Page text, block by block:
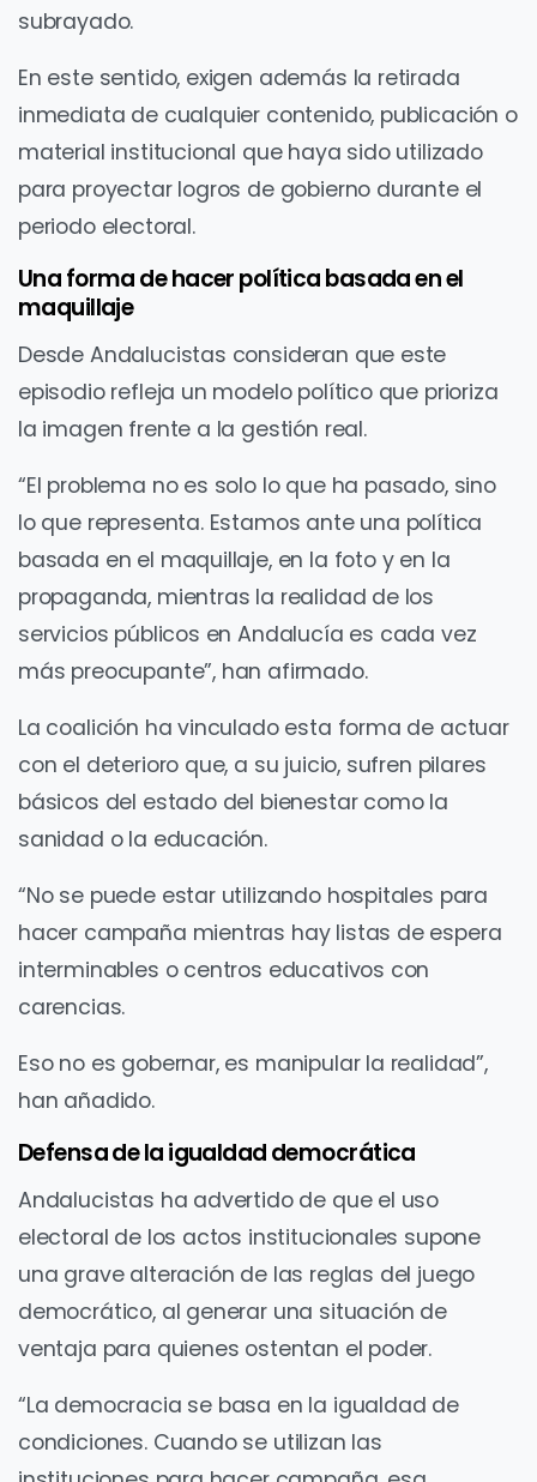
subrayado.
En este sentido, exigen además la retirada
inmediata de cualquier contenido, publicación o
material institucional que haya sido utilizado
para proyectar logros de gobierno durante el
periodo electoral.
Una forma de hacer política basada en el
maquillaje
Desde Andalucistas consideran que este
episodio refleja un modelo político que prioriza
la imagen frente a la gestión real.
“El problema no es solo lo que ha pasado, sino
lo que representa. Estamos ante una política
basada en el maquillaje, en la foto y en la
propaganda, mientras la realidad de los
servicios públicos en Andalucía es cada vez
más preocupante”, han afirmado.
La coalición ha vinculado esta forma de actuar
con el deterioro que, a su juicio, sufren pilares
básicos del estado del bienestar como la
sanidad o la educación.
“No se puede estar utilizando hospitales para
hacer campaña mientras hay listas de espera
interminables o centros educativos con
carencias.
Eso no es gobernar, es manipular la realidad”,
han añadido.
Defensa de la igualdad democrática
Andalucistas ha advertido de que el uso
electoral de los actos institucionales supone
una grave alteración de las reglas del juego
democrático, al generar una situación de
ventaja para quienes ostentan el poder.
“La democracia se basa en la igualdad de
condiciones. Cuando se utilizan las